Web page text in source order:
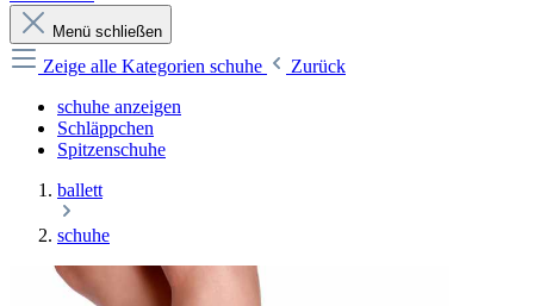
Menü schließen
Zeige alle Kategorien schuhe
Zurück
schuhe anzeigen
Schläppchen
Spitzenschuhe
ballett
schuhe